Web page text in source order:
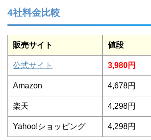
4社料金比較
販売サイト 値段
公式サイト 3,980円
Amazon 4,678円
楽天 4,298円
Yahoo!ショッピング 4,298円